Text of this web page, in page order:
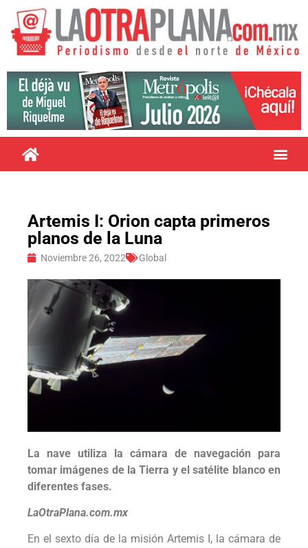
Artemis I: Orion capta primeros
planos de la Luna
Noviembre 26, 2022 Global
La nave utiliza la cámara de navegación para
tomar imágenes de la Tierra y el satélite blanco en
diferentes fases.
LaOtraPlana.com.mx
En el sexto día de la misión Artemis I, la cámara de